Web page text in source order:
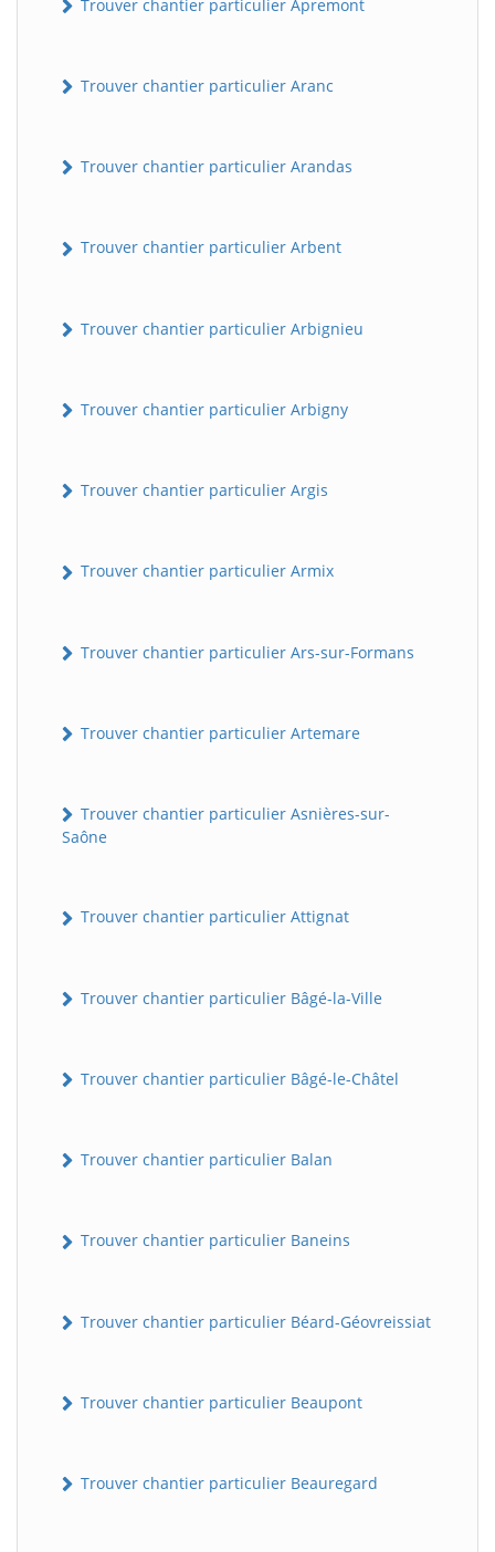
Trouver chantier particulier Apremont
Trouver chantier particulier Aranc
Trouver chantier particulier Arandas
Trouver chantier particulier Arbent
Trouver chantier particulier Arbignieu
Trouver chantier particulier Arbigny
Trouver chantier particulier Argis
Trouver chantier particulier Armix
Trouver chantier particulier Ars-sur-Formans
Trouver chantier particulier Artemare
Trouver chantier particulier Asnières-sur-
Saône
Trouver chantier particulier Attignat
Trouver chantier particulier Bâgé-la-Ville
Trouver chantier particulier Bâgé-le-Châtel
Trouver chantier particulier Balan
Trouver chantier particulier Baneins
Trouver chantier particulier Béard-Géovreissiat
Trouver chantier particulier Beaupont
Trouver chantier particulier Beauregard